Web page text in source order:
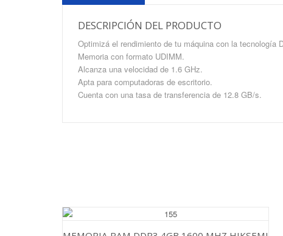
DESCRIPCIÓN DEL PRODUCTO
Optimizá el rendimiento de tu máquina con la tecnología
Memoria con formato UDIMM.
Alcanza una velocidad de 1.6 GHz.
Apta para computadoras de escritorio.
Cuenta con una tasa de transferencia de 12.8 GB/s.